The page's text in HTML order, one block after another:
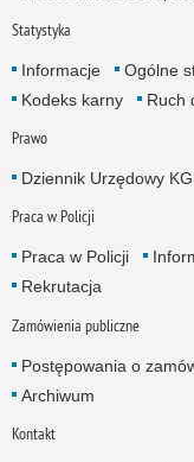
Statystyka
Informacje Ogólne
Kodeks karny
Ruch
Prawo
Dziennik Urzędowy
Praca w Policji
Praca w Policji
Rekrutacja
Zamówienia publiczne
Postępowania o
Archiwum
Kontakt